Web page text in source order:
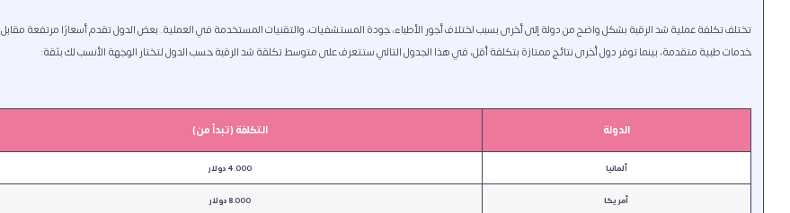
تختلف تكلفة عملية شد الرقبة بشكل واضح من دولة إلى أخرى بسبب اختلاف أجور الأطباء، جودة المستشفيات، والتقنيات المستخدمة في العملية. بعض الدول تقدم أسعارًا مرتفعة مقابل
خدمات طبية متقدمة، بينما توفر دول أخرى نتائج ممتازة بتكلفة أقل، في هذا الجدول التالي ستتعرف على متوسط تكلقة شد الرقبة حسب الدول لتختار الوجهة الأنسب لك بثقة:
الدولة التكلفة (تبدأ من)
ألمانيا 4.000 دولار
أمريكا 8.000 دولار